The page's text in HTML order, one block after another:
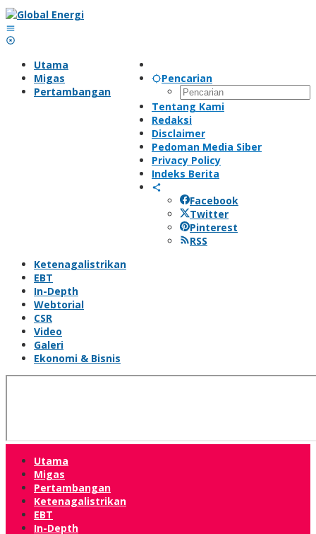
Lewati
ke
konten
Pencarian
Tentang Kami
Redaksi
Disclaimer
Pedoman Media Siber
Privacy Policy
Indeks Berita
Facebook
Twitter
Pinterest
RSS
Utama
Migas
Pertambangan
Ketenagalistrikan
EBT
In-Depth
Webtorial
CSR
Video
Galeri
Ekonomi & Bisnis
Utama
Migas
Pertambangan
Ketenagalistrikan
EBT
In-Depth